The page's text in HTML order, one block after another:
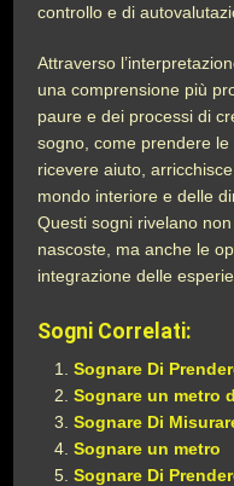
controllo e di
Attraverso
una comprensione più
paure e dei processi di
sogno, come prendere
ricevere aiuto,
mondo interiore e delle
Questi sogni rivelano
nascoste, ma anche le
integrazione delle
Sogni Correlati:
Sognare Di
Sognare un metro
Sognare Di
Sognare un metro
Sognare Di